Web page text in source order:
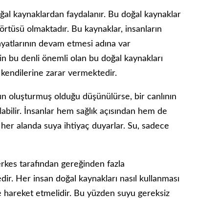
kaynaklardan faydalanır. Bu doğal kaynaklar
olmaktadır. Bu kaynaklar, insanların
devam etmesi adına var
bu denli önemli olan bu doğal kaynakları
zarar vermektedir.
oluşturmuş olduğu düşünülürse, bir canlının
İnsanlar hem sağlık açısından hem de
alanda suya ihtiyaç duyarlar. Su, sadece
tarafından gereğinden fazla
Her insan doğal kaynakları nasıl kullanması
hareket etmelidir. Bu yüzden suyu gereksiz